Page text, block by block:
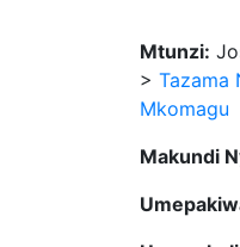
Mtunzi:
> Tazama
Mkomagu
Makundi